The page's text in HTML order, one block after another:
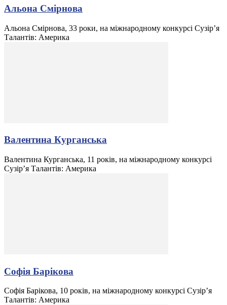
Альона Смірнова
Альона Смірнова, 33 роки, на міжнародному конкурсі Сузір’я
Талантів: Америка
Валентина Курганська
Валентина Курганська, 11 років, на міжнародному конкурсі
Сузір’я Талантів: Америка
Софія Барікова
Софія Барікова, 10 років, на міжнародному конкурсі Сузір’я
Талантів: Америка